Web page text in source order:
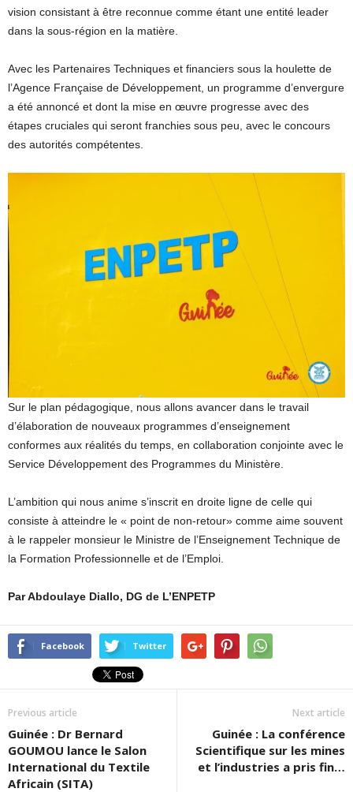
vision consistant à être reconnue comme étant une entité leader
dans la sous-région en la matière.
Avec les Partenaires Techniques et financiers sous la houlette de
l’Agence Française de Développement, un programme d’envergure
a été annoncé et dont la mise en œuvre progresse avec des
étapes cruciales qui seront franchies sous peu, avec le concours
des autorités compétentes.
Sur le plan pédagogique, nous allons avancer dans le travail
d’élaboration de nouveaux programmes d’enseignement
conformes aux réalités du temps, en collaboration conjointe avec le
Service Développement des Programmes du Ministère.
L’ambition qui nous anime s’inscrit en droite ligne de celle qui
consiste à atteindre le « point de non-retour» comme aime souvent
à le rappeler monsieur le Ministre de l’Enseignement Technique de
la Formation Professionnelle et de l’Emploi.
Par Abdoulaye Diallo, DG de L’ENPETP
Facebook Twitter
Previous article
Guinée : Dr Bernard
GOUMOU lance le Salon
International du Textile
Africain (SITA)
Next article
Guinée : La conférence
Scientifique sur les mines
et l’industries a pris fin…